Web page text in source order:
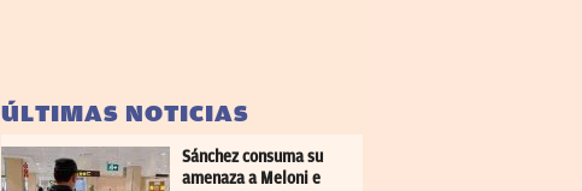
ÚLTIMAS NOTICIAS
Sánchez consuma su
amenaza a Meloni e